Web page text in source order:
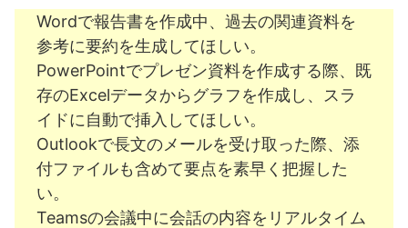
Analytics
コストを最適化する従量課金制（PAYG）導入と管理機能
4-3. AIエージェントの適切な管理と責任ある利用（エー
ジェントガバナンス）
エージェントの「見える化」で全体像を把握する
きめ細やかなアクセス制御で利用範囲を最適化
健全なライフサイクル管理で持続的なAI活用を
Wordで報告書を作成中、過去の関連資料を
参考に要約を生成してほしい。
PowerPointでプレゼン資料を作成する際、既
存のExcelデータからグラフを作成し、スラ
イドに自動で挿入してほしい。
Outlookで長文のメールを受け取った際、添
付ファイルも含めて要点を素早く把握した
い。
Teamsの会議中に会話の内容をリアルタイム